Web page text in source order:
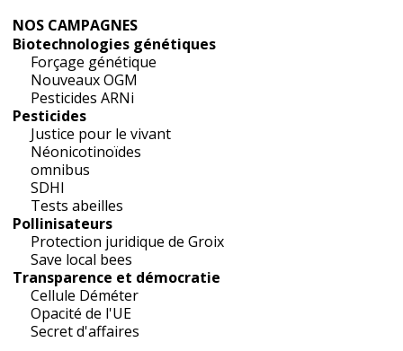
NOS CAMPAGNES
Biotechnologies génétiques
Forçage génétique
Nouveaux OGM
Pesticides ARNi
Pesticides
Justice pour le vivant
Néonicotinoïdes
omnibus
SDHI
Tests abeilles
Pollinisateurs
Protection juridique de Groix
Save local bees
Transparence et démocratie
Cellule Déméter
Opacité de l'UE
Secret d'affaires